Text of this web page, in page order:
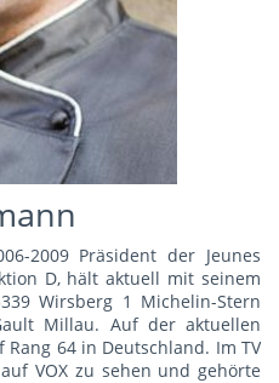
2009 Präsident der Jeunes
D, hält aktuell mit seinem
Wirsberg 1 Michelin-Stern
Millau. Auf der aktuellen
Rang 64 in Deutschland. Im TV
VOX zu sehen und gehörte